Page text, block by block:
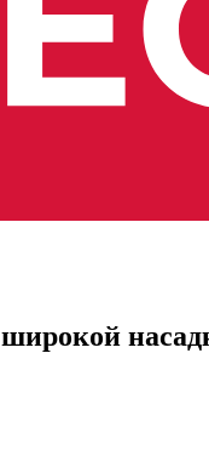
широкой